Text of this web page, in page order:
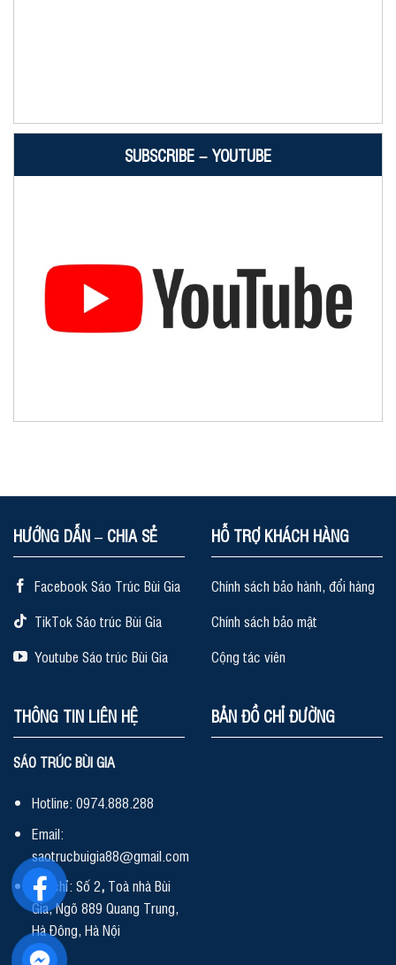
SUBSCRIBE – YOUTUBE
HƯỚNG DẪN – CHIA SẺ
Facebook Sáo Trúc Bùi Gia
TikTok Sáo trúc Bùi Gia
Youtube Sáo trúc Bùi Gia
HỖ TRỢ KHÁCH HÀNG
Chính sách bảo hành, đổi hàng
Chính sách bảo mật
Cộng tác viên
THÔNG TIN LIÊN HỆ
SÁO TRÚC BÙI GIA
Hotline: 0974.888.288
Email:
saotrucbuigia88@gmail.com
Địa chỉ: Số 2, Toà nhà Bùi
Gia, Ngõ 889 Quang Trung,
Hà Đông, Hà Nội
BẢN ĐỒ CHỈ ĐƯỜNG